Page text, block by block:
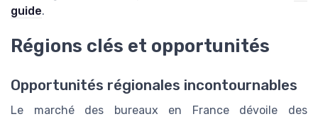
guide.
Régions clés et opportunités
Opportunités régionales incontournables
Le marché des bureaux en France dévoile des